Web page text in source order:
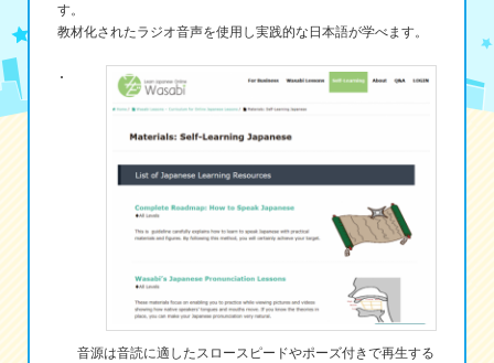
Androidアプリ検索
eなコレ
eな情報局
す。
教材化されたラジオ音声を使用し実践的な日本語が学べます。
音源は音読に適したスロースピードやポーズ付きで再生する